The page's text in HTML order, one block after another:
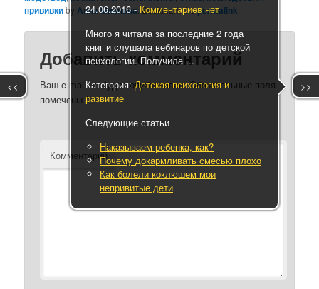
прививкиby Анна Михнина . Bookmark thepermalink
Добавить комментарий
Ваш e-mail не будет опубликован.Обязательные поля
помечены*
Комментарий
<< >>
24.06.2016- Комментариев нет
Много я читала за последние 2 года
книг и слушала вебинаров по детской
психологии. Получила ...
Категория:Детская психология и
развитие
Следующие статьи
Наказываем ребенка, как?
Почему докармливать смесью плохо
Как болели коклюшем мои
непривитые дети